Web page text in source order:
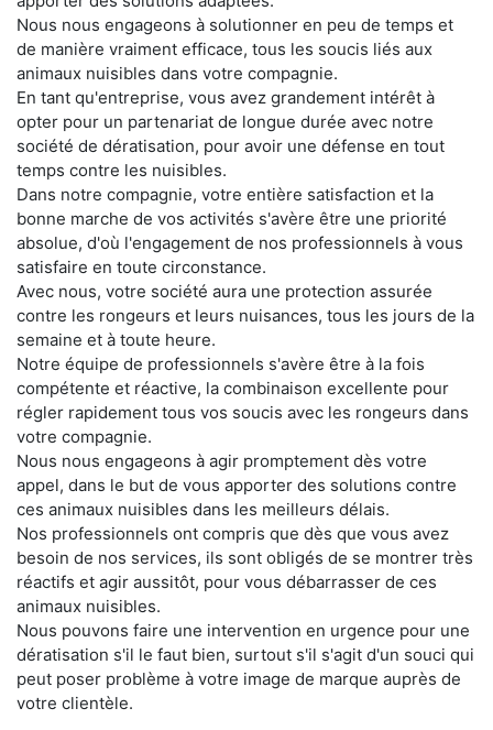
Nous nous engageons à solutionner en peu de temps et
de manière vraiment efficace, tous les soucis liés aux
animaux nuisibles dans votre compagnie.
En tant qu'entreprise, vous avez grandement intérêt à
opter pour un partenariat de longue durée avec notre
société de dératisation, pour avoir une défense en tout
temps contre les nuisibles.
Dans notre compagnie, votre entière satisfaction et la
bonne marche de vos activités s'avère être une priorité
absolue, d'où l'engagement de nos professionnels à vous
satisfaire en toute circonstance.
Avec nous, votre société aura une protection assurée
contre les rongeurs et leurs nuisances, tous les jours de la
semaine et à toute heure.
Notre équipe de professionnels s'avère être à la fois
compétente et réactive, la combinaison excellente pour
régler rapidement tous vos soucis avec les rongeurs dans
votre compagnie.
Nous nous engageons à agir promptement dès votre
appel, dans le but de vous apporter des solutions contre
ces animaux nuisibles dans les meilleurs délais.
Nos professionnels ont compris que dès que vous avez
besoin de nos services, ils sont obligés de se montrer très
réactifs et agir aussitôt, pour vous débarrasser de ces
animaux nuisibles.
Nous pouvons faire une intervention en urgence pour une
dératisation s'il le faut bien, surtout s'il s'agit d'un souci qui
peut poser problème à votre image de marque auprès de
votre clientèle.